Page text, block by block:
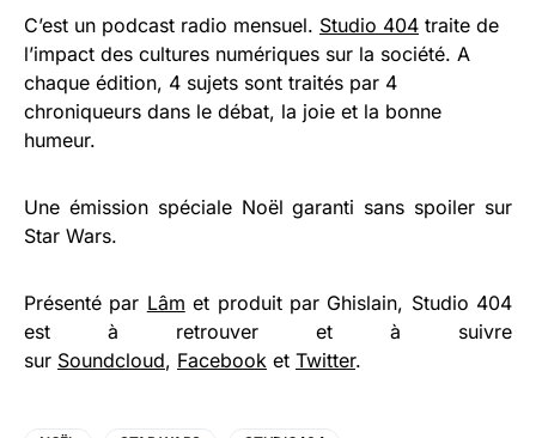
C’est un podcast radio mensuel. Studio 404 traite de
l’impact des cultures numériques sur la société. A
chaque édition, 4 sujets sont traités par 4
chroniqueurs dans le débat, la joie et la bonne
humeur.
Une émission spéciale Noël garanti sans spoiler sur
Star Wars.
Présenté par Lâm et produit par Ghislain, Studio 404
est à retrouver et à suivre
sur Soundcloud, Facebook et Twitter.